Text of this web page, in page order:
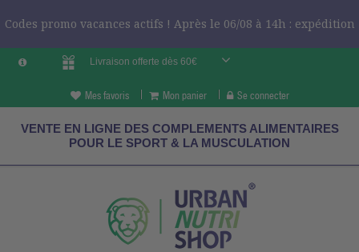
Codes promo vacances actifs ! Après le 06/08 à 14h : expédition
Livraison offerte dès 60€
Mes favoris Mon panier Se connecter
VENTE EN LIGNE DES COMPLEMENTS ALIMENTAIRES
POUR LE SPORT & LA MUSCULATION